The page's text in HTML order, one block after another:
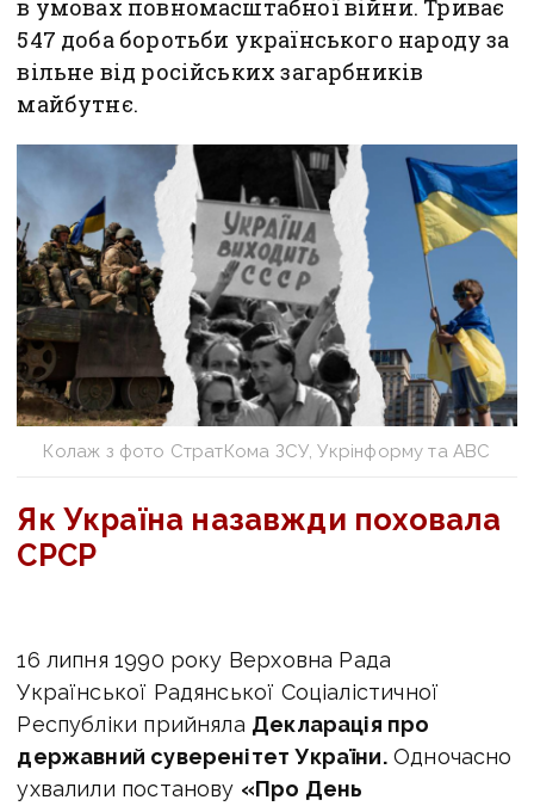
в умовах повномасштабної війни. Триває
547 доба боротьби українського народу за
вільне від російських загарбників
майбутнє.
Колаж з фото СтратКома ЗСУ, Укрінформу та ABC
Як Україна назавжди поховала
СРСР
16 липня 1990 року Верховна Рада
Української Радянської Соціалістичної
Республіки прийняла Декларація про
державний суверенітет України.Одночасно
ухвалили постанову «Про День